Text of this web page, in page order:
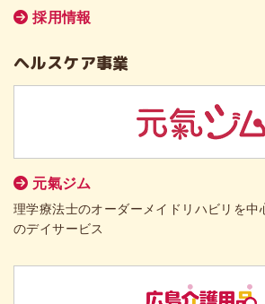
採用情報
ヘルスケア事業
元氣ジム
理学療法士のオーダーメイドリハビリを中
のデイサービス